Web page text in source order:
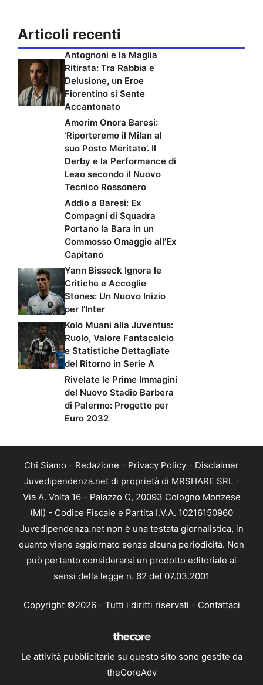
Articoli recenti
Antognoni e la Maglia
Ritirata: Tra Rabbia e
Delusione, un Eroe
Fiorentino si Sente
Accantonato
Amorim Onora Baresi:
‘Riporteremo il Milan al
suo Posto Meritato’. Il
Derby e la Performance di
Leao secondo il Nuovo
Tecnico Rossonero
Addio a Baresi: Ex
Compagni di Squadra
Portano la Bara in un
Commosso Omaggio all’Ex
Capitano
Yann Bisseck Ignora le
Critiche e Accoglie
Stones: Un Nuovo Inizio
per l’Inter
Kolo Muani alla Juventus:
Ruolo, Valore Fantacalcio
e Statistiche Dettagliate
del Ritorno in Serie A
Rivelate le Prime Immagini
del Nuovo Stadio Barbera
di Palermo: Progetto per
Euro 2032
Chi Siamo - Redazione - Privacy Policy - Disclaimer
Juvedipendenza.net di proprietà di MRSHARE SRL -
Via A. Volta 16 - Palazzo C, 20093 Cologno Monzese
(MI) - Codice Fiscale e Partita I.V.A. 10216150960
Juvedipendenza.net non è una testata giornalistica, in
quanto viene aggiornato senza alcuna periodicità. Non
può pertanto considerarsi un prodotto editoriale ai
sensi della legge n. 62 del 07.03.2001
Copyright ©2026 - Tutti i diritti riservati - Contattaci
Le attività pubblicitarie su questo sito sono gestite da
theCoreAdv